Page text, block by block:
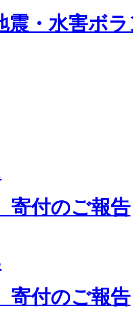
震・水害ボ
付のご報告
付のご報告